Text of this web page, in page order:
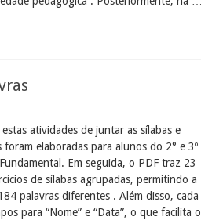
atividades de juntar as sílabas e
foram elaboradas para alunos do 2° e 3º
Em seguida, o PDF traz 23
de sílabas agrupadas, permitindo a
palavras diferentes . Além disso, cada
para “Nome” e “Data”, o que facilita o